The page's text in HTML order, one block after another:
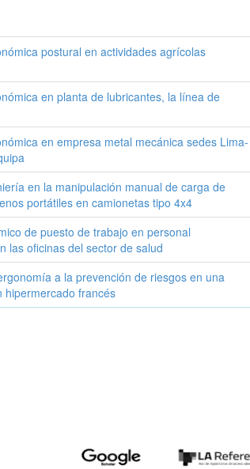
postural en actividades agrícolas
en planta de lubricantes, la línea de
en empresa metal mecánica sedes Lima-
en la manipulación manual de carga de
portátiles en camionetas tipo 4x4
de puesto de trabajo en personal
las oficinas del sector de salud
a la prevención de riesgos en una
hipermercado francés